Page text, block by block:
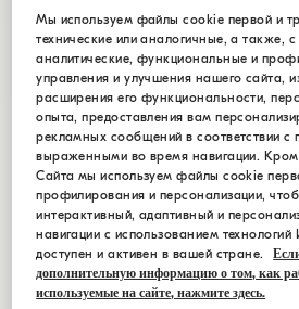
Мы используем файлы cookie первой и
технические или аналогичные, а также, с
аналитические, функциональные и
управления и улучшения нашего сайта,
расширения его функциональности,
опыта, предоставления вам
рекламных сообщений в соответствии с
выраженными во время навигации.
Сайта мы используем файлы cookie
профилирования и персонализации,
интерактивный, адаптивный и
навигации с использованием
доступен и активен в вашей стране.
дополнительную информацию о том, как
используемые на сайте, нажмите здесь.